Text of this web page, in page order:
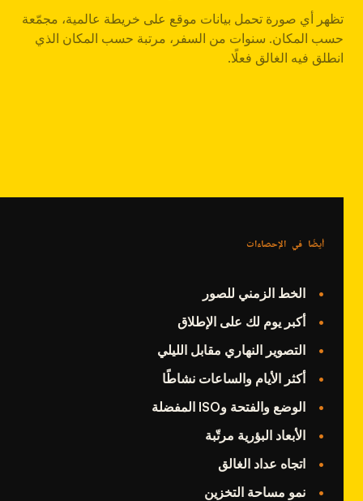
تظهر أي صورة تحمل بيانات موقع على خريطة عالمية، مجمّعة
حسب المكان. سنوات من السفر، مرتبة حسب المكان الذي
انطلق فيه الغالق فعلًا.
أيضًا في الإحصاءات
الخط الزمني للصور
أكبر يوم لك على الإطلاق
التصوير النهاري مقابل الليلي
أكثر الأيام والساعات نشاطًا
الوضع والفتحة وISO المفضلة
الأبعاد البؤرية مرتّبة
اتجاه عداد الغالق
نمو مساحة التخزين